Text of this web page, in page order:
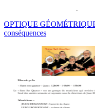
OPTIQUE
conséquences